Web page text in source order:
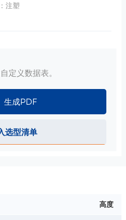
注塑
收纳电缆线，配合支架、推车使用
定义数据表。
生成PDF
选型清单
高度